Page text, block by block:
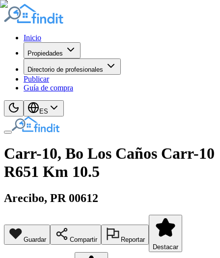
Inicio
Propiedades
Directorio de profesionales
Publicar
Guía de compra
ES
Carr-10, Bo Los Caños Carr-10
R651 Km 10.5
Arecibo, PR 00612
Guardar Compartir
Reportar
Destacar